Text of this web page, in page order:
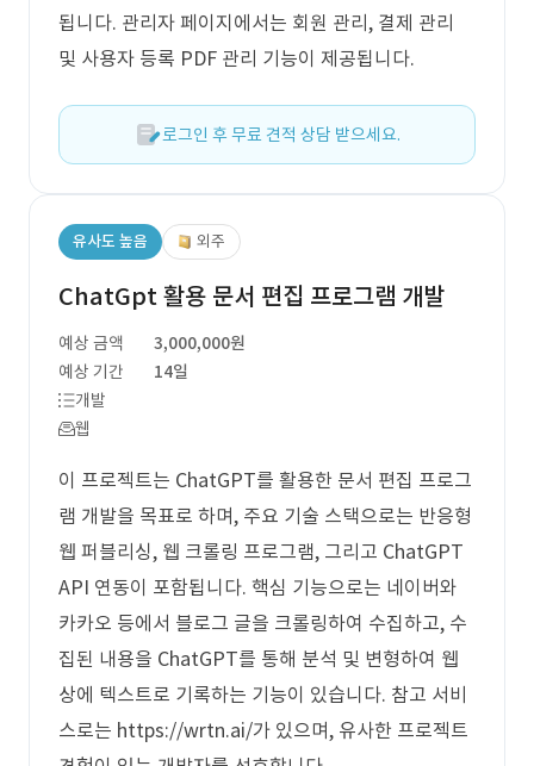
됩니다. 관리자 페이지에서는 회원 관리, 결제 관리
및 사용자 등록 PDF 관리 기능이 제공됩니다.
로그인 후 무료 견적 상담 받으세요.
유사도 높음 외주
ChatGpt 활용 문서 편집 프로그램 개발
예상 금액
3,000,000원
예상 기간
14일
개발
웹
이 프로젝트는 ChatGPT를 활용한 문서 편집 프로그
램 개발을 목표로 하며, 주요 기술 스택으로는 반응형
웹 퍼블리싱, 웹 크롤링 프로그램, 그리고 ChatGPT
API 연동이 포함됩니다. 핵심 기능으로는 네이버와
카카오 등에서 블로그 글을 크롤링하여 수집하고, 수
집된 내용을 ChatGPT를 통해 분석 및 변형하여 웹
상에 텍스트로 기록하는 기능이 있습니다. 참고 서비
스로는 https://wrtn.ai/가 있으며, 유사한 프로젝트